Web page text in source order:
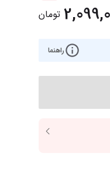
تومان
راهنما